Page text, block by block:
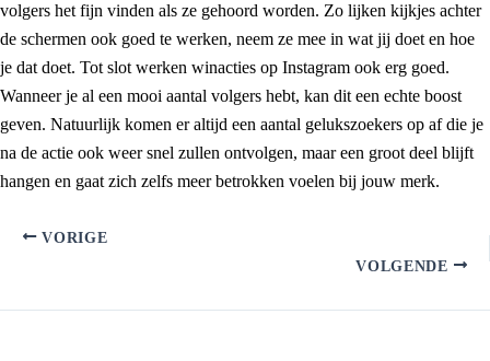
volgers het fijn vinden als ze gehoord worden. Zo lijken kijkjes achter
de schermen ook goed te werken, neem ze mee in wat jij doet en hoe
je dat doet. Tot slot werken winacties op Instagram ook erg goed.
Wanneer je al een mooi aantal volgers hebt, kan dit een echte boost
geven. Natuurlijk komen er altijd een aantal gelukszoekers op af die je
na de actie ook weer snel zullen ontvolgen, maar een groot deel blijft
hangen en gaat zich zelfs meer betrokken voelen bij jouw merk.
VORIGE
VOLGENDE